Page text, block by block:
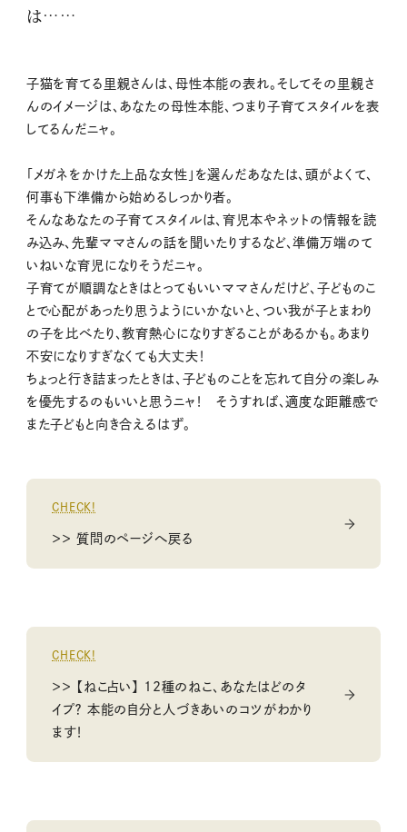
は……
子猫を育てる里親さんは、母性本能の表れ。そしてその里親さ
んのイメージは、あなたの母性本能、つまり子育てスタイルを表
してるんだニャ。
「メガネをかけた上品な女性」を選んだあなたは、頭がよくて、
何事も下準備から始めるしっかり者。
そんなあなたの子育てスタイルは、育児本やネットの情報を読
み込み、先輩ママさんの話を聞いたりするなど、準備万端のて
いねいな育児になりそうだニャ。
子育てが順調なときはとってもいいママさんだけど、子どものこ
とで心配があったり思うようにいかないと、つい我が子とまわり
の子を比べたり、教育熱心になりすぎることがあるかも。あまり
不安になりすぎなくても大丈夫！
ちょっと行き詰まったときは、子どものことを忘れて自分の楽しみ
を優先するのもいいと思うニャ！ そうすれば、適度な距離感で
また子どもと向き合えるはず。
CHECK!
＞＞ 質問のページへ戻る
CHECK!
＞＞ 【ねこ占い】 12種のねこ、あなたはどのタ
イプ？ 本能の自分と人づきあいのコツがわかり
ます！